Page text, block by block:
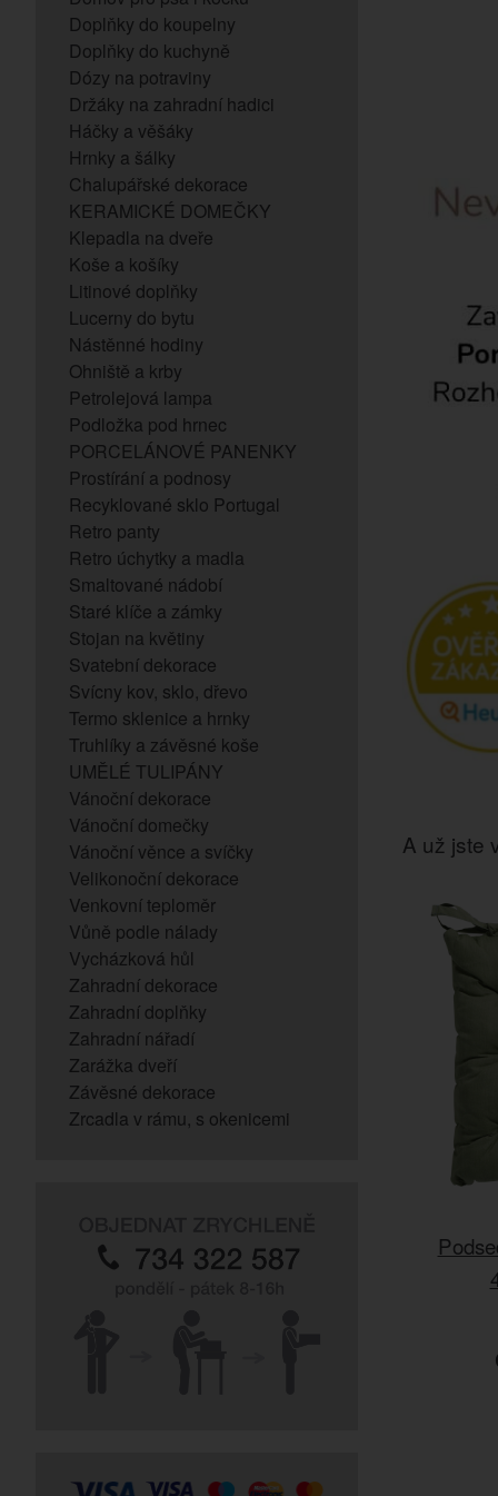
Doplňky do koupelny
Doplňky do kuchyně
Dózy na potraviny
Držáky na zahradní hadici
Háčky a věšáky
Hrnky a šálky
Chalupářské dekorace
KERAMICKÉ DOMEČKY
Klepadla na dveře
Koše a košíky
Litinové doplňky
Lucerny do bytu
Nástěnné hodiny
Ohniště a krby
Petrolejová lampa
Podložka pod hrnec
PORCELÁNOVÉ PANENKY
Prostírání a podnosy
Recyklované sklo Portugal
Retro panty
Retro úchytky a madla
Smaltované nádobí
Staré klíče a zámky
Stojan na květiny
Svatební dekorace
Svícny kov, sklo, dřevo
Termo sklenice a hrnky
Truhlíky a závěsné koše
UMĚLÉ TULIPÁNY
Vánoční dekorace
Vánoční domečky
Vánoční věnce a svíčky
Velikonoční dekorace
Venkovní teploměr
Vůně podle nálady
Vycházková hůl
Zahradní dekorace
Zahradní doplňky
Zahradní nářadí
Zarážka dveří
Závěsné dekorace
Zrcadla v rámu, s okenicemi
A už jste